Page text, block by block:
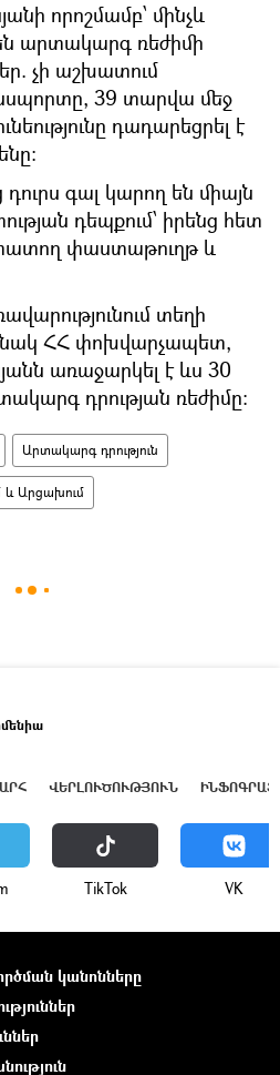
որոշմամբ՝ մինչև
արտակարգ ռեժիմի
չի աշխատում
39 տարվա մեջ
դադարեցրել է
գալ կարող են միայն
դեպքում՝ իրենց հետ
փաստաթուղթ և
տեղի
ՀՀ փոխվարչապետ,
առաջարկել է ևս 30
դրության ռեժիմը։
Արտակարգ դրություն
և Արցախում
ՎԵՐԼՈՒԾՈՒԹՅՈՒՆ
ТikТоk VK
կանոնները